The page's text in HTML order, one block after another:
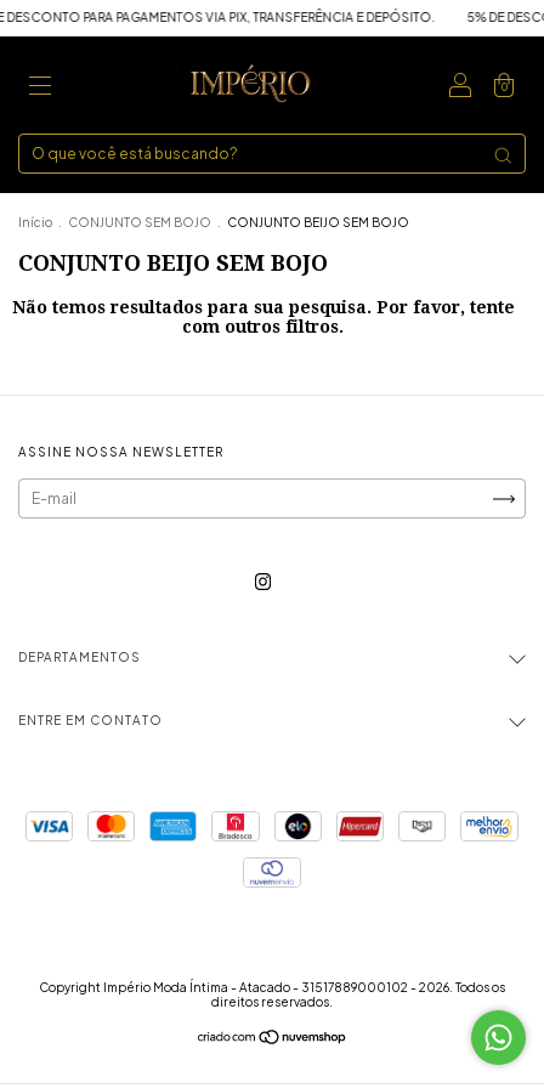
PARA PAGAMENTOS VIA PIX, TRANSFERÊNCIA E DEPÓSITO. 5% DE
0
Início CONJUNTO SEM BOJO CONJUNTO BEIJO SEM BOJO
CONJUNTO BEIJO SEM BOJO
Não temos resultados para sua pesquisa. Por favor, tente
com outros filtros.
ASSINE NOSSA NEWSLETTER
DEPARTAMENTOS
ENTRE EM CONTATO
Copyright Império Moda Íntima - Atacado - 31517889000102 - 2026. Todos os
direitos reservados.